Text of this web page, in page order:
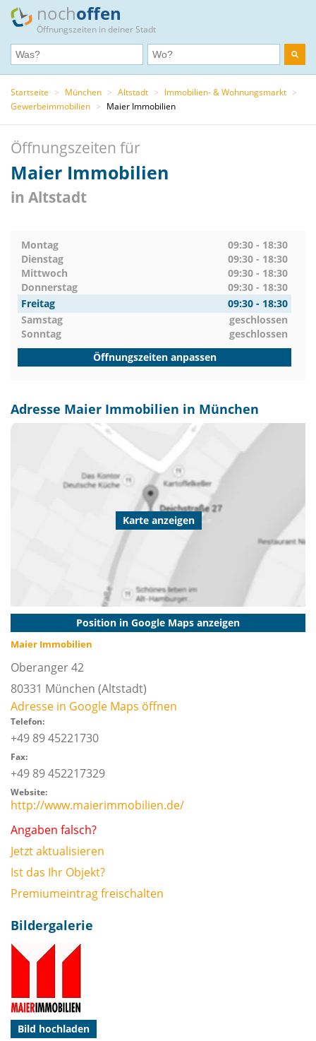
nochoffen
Öffnungszeiten in deiner Stadt
Startseite > München > Altstadt > Immobilien- & Wohnungsmarkt >
Gewerbeimmobilien > Maier Immobilien
Öffnungszeiten für
Maier Immobilien
in Altstadt
Montag
09:30 - 18:30
Dienstag
09:30 - 18:30
Mittwoch
09:30 - 18:30
Donnerstag
09:30 - 18:30
Freitag
09:30 - 18:30
Samstag
geschlossen
Sonntag
geschlossen
Öffnungszeiten anpassen
Adresse Maier Immobilien in München
Karte anzeigen
Position in Google Maps anzeigen
Maier Immobilien
Oberanger 42
80331 München (Altstadt)
Adresse in Google Maps öffnen
Telefon:
+49 89 45221730
Fax:
+49 89 452217329
Website:
http://www.maierimmobilien.de/
Angaben falsch?
Jetzt aktualisieren
Ist das Ihr Objekt?
Premiumeintrag freischalten
Bildergalerie
Bild hochladen